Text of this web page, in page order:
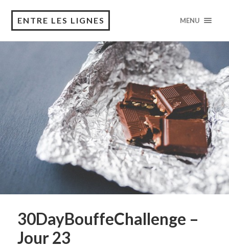
ENTRE LES LIGNES MENU
30DayBouffeChallenge –
Jour 23